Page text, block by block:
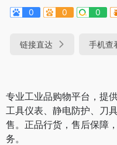
0
0 0
链接直达 手机查
专业工业品购物平台，提
工具仪表、静电防护、刀
售。正品行货，售后保障
务。